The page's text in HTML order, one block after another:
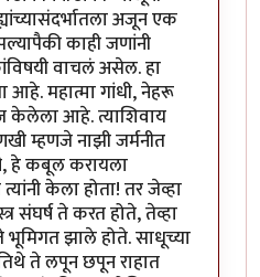
अजून एक
काही जणांनी
वाचलं असेल. हा
महात्मा गांधी, नेहरू
केलेला आहे. त्याशिवाय
म्हणजे नाझी जर्मनीत
हे कबूल करायला
केला होता! तर जेव्हा
संघर्ष ते करत होते, तेव्हा
झाले होते. साधूच्या
ते लपून छपून राहात